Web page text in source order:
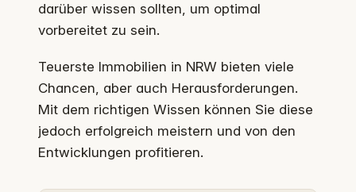
darüber wissen sollten, um optimal
vorbereitet zu sein.
Teuerste Immobilien in NRW bieten viele
Chancen, aber auch Herausforderungen.
Mit dem richtigen Wissen können Sie diese
jedoch erfolgreich meistern und von den
Entwicklungen profitieren.